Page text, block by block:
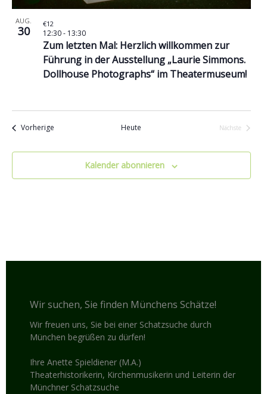
AUG.
30
Zum letzten Mal: Herzlich willkommen zur
Führung in der Ausstellung „Laurie Simmons.
Dollhouse Photographs“ im Theatermuseum!
12:30- 13:30
€12
VorherigeVeranstaltungen Heute
Nächste
Kalender abonnieren
Wir suchen, Sie finden Münchens Schätze!
Wir freuen uns, Sie bei einer Schatzsuche durch
München begrüßen zu dürfen!
Ihre Anette Spieldiener (M.A.)
Theaterhistorikerin, Kirchenmusikerin und Leiterin der
Münchner Schatzsuche